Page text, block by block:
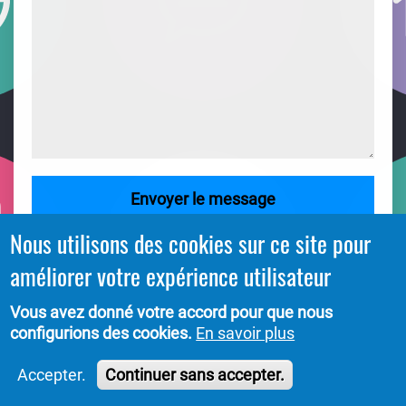
Nous utilisons des cookies sur ce site pour
améliorer votre expérience utilisateur
Vous avez donné votre accord pour que nous
configurions des cookies. En savoir plus
Accepter. Continuer sans accepter.